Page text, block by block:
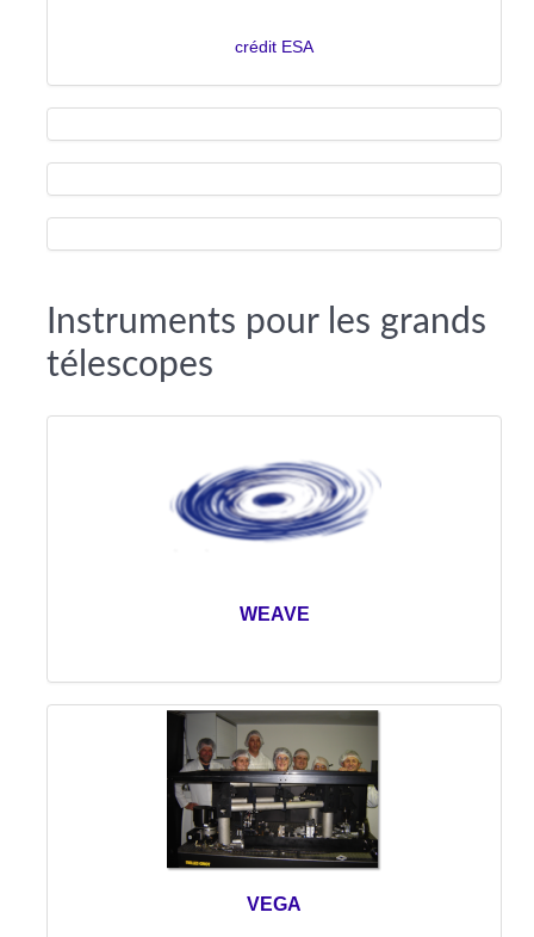
crédit ESA
Instruments pour les grands
télescopes
WEAVE
VEGA